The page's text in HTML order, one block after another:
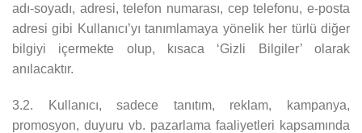
adı-soyadı, adresi, telefon numarası, cep telefonu, e-posta
adresi gibi Kullanıcı’yı tanımlamaya yönelik her türlü diğer
bilgiyi içermekte olup, kısaca ‘Gizli Bilgiler’ olarak
anılacaktır.
3.2. Kullanıcı, sadece tanıtım, reklam, kampanya,
promosyon, duyuru vb. pazarlama faaliyetleri kapsamında